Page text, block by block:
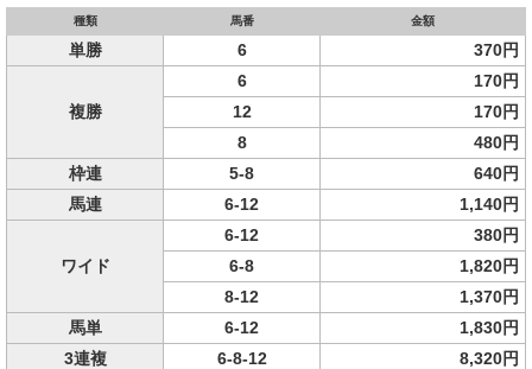
種類 馬番 金額
単勝 6 370円
複勝
6
170円
12
170円
8
480円
枠連
5-8
640円
馬連
6-12 1,140円
ワイド
6-12
380円
6-8
1,820円
8-12
1,370円
馬単
6-12
1,830円
3連複
6-8-12
8,320円